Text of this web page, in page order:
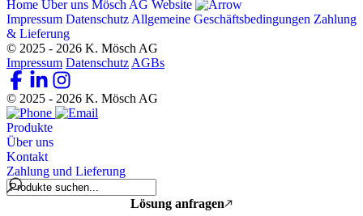
Home Über uns Mösch AG Website
Impressum Datenschutz Allgemeine Geschäftsbedingungen Zahlung
& Lieferung
© 2025 - 2026 K. Mösch AG
Impressum Datenschutz AGBs
© 2025 - 2026 K. Mösch AG
Produkte
Über uns
Kontakt
Zahlung und Lieferung
Lösung anfragen